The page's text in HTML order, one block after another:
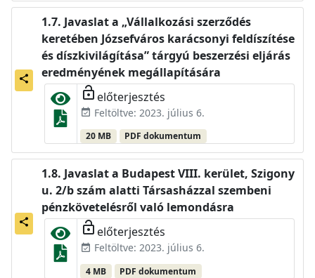
share
Javaslat a „Vállalkozási szerződés
keretében Józsefváros karácsonyi feldíszítése
és díszkivilágítása” tárgyú beszerzési eljárás
eredményének megállapítására
lock_open előterjesztés
event_available Feltöltve: 2023. július 6.
20 MB PDF dokumentum
share
Javaslat a Budapest VIII. kerület, Szigony
u. 2/b szám alatti Társasházzal szembeni
pénzkövetelésről való lemondásra
lock_open előterjesztés
event_available Feltöltve: 2023. július 6.
4 MB PDF dokumentum